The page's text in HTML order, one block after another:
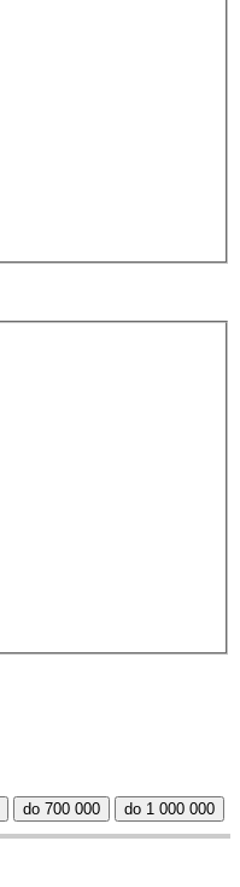
do 700 000 do 1 000 000